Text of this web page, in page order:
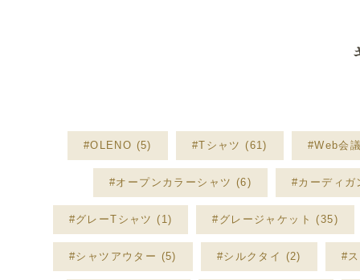
#OLENO (5) #Tシャツ (61) #Web会
#オープンカラーシャツ (6) #カーディ
#グレーTシャツ (1) #グレージャケット (35)
#シャツアウター (5) #シルクタイ (2) #